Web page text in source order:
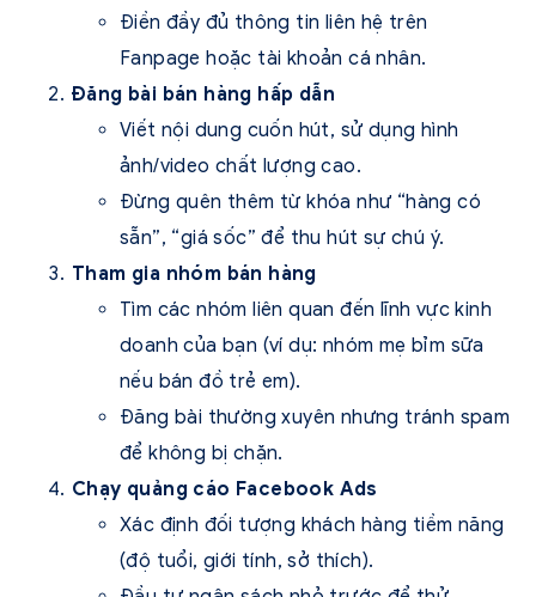
Điền đầy đủ thông tin liên hệ trên
Fanpage hoặc tài khoản cá nhân.
Đăng bài bán hàng hấp dẫn
Viết nội dung cuốn hút, sử dụng hình
ảnh/video chất lượng cao.
Đừng quên thêm từ khóa như “hàng có
sẵn”, “giá sốc” để thu hút sự chú ý.
Tham gia nhóm bán hàng
Tìm các nhóm liên quan đến lĩnh vực kinh
doanh của bạn (ví dụ: nhóm mẹ bỉm sữa
nếu bán đồ trẻ em).
Đăng bài thường xuyên nhưng tránh spam
để không bị chặn.
Chạy quảng cáo Facebook Ads
Xác định đối tượng khách hàng tiềm năng
(độ tuổi, giới tính, sở thích).